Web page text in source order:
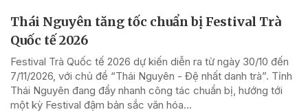
Thái Nguyên tăng tốc chuẩn bị Festival Trà
Quốc tế 2026
Festival Trà Quốc tế 2026 dự kiến diễn ra từ ngày 30/10 đến
7/11/2026, với chủ đề “Thái Nguyên - Đệ nhất danh trà”. Tỉnh
Thái Nguyên đang đẩy nhanh công tác chuẩn bị, hướng tới
một kỳ Festival đậm bản sắc văn hóa...